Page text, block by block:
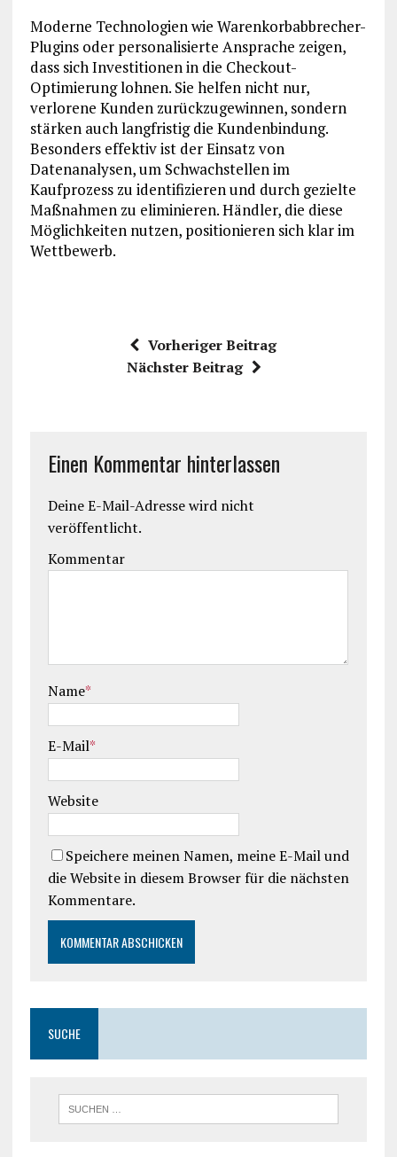
Moderne Technologien wie Warenkorbabbrecher-
Plugins oder personalisierte Ansprache zeigen,
dass sich Investitionen in die Checkout-
Optimierung lohnen. Sie helfen nicht nur,
verlorene Kunden zurückzugewinnen, sondern
stärken auch langfristig die Kundenbindung.
Besonders effektiv ist der Einsatz von
Datenanalysen, um Schwachstellen im
Kaufprozess zu identifizieren und durch gezielte
Maßnahmen zu eliminieren. Händler, die diese
Möglichkeiten nutzen, positionieren sich klar im
Wettbewerb.
Vorheriger Beitrag
Nächster Beitrag
Einen Kommentar hinterlassen
Deine E-Mail-Adresse wird nicht
veröffentlicht.
Kommentar
Name*
E-Mail*
Website
Speichere meinen Namen, meine E-Mail und
die Website in diesem Browser für die nächsten
Kommentare.
SUCHE